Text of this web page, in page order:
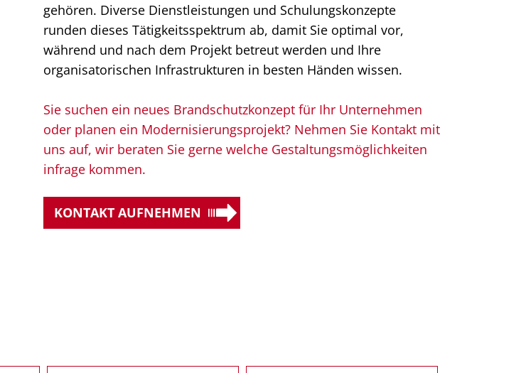
gehören. Diverse Dienstleistungen und Schulungskonzepte
runden dieses Tätigkeitsspektrum ab, damit Sie optimal vor,
während und nach dem Projekt betreut werden und Ihre
organisatorischen Infrastrukturen in besten Händen wissen.
Sie suchen ein neues Brandschutzkonzept für Ihr Unternehmen
oder planen ein Modernisierungsprojekt? Nehmen Sie Kontakt mit
uns auf, wir beraten Sie gerne welche Gestaltungsmöglichkeiten
infrage kommen.
KONTAKT AUFNEHMEN